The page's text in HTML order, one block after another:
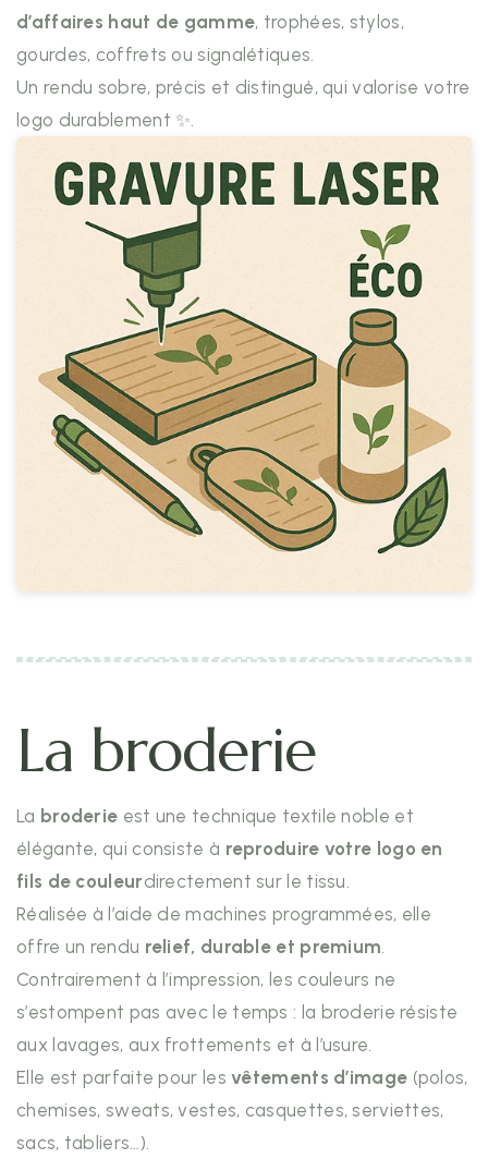
d’affaires haut de gamme, trophées, stylos,
gourdes, coffrets ou signalétiques.
Un rendu sobre, précis et distingué, qui valorise votre
logo durablement ✨.
La broderie
La broderie est une technique textile noble et
élégante, qui consiste à reproduire votre logo en
fils de couleurdirectement sur le tissu.
Réalisée à l’aide de machines programmées, elle
offre un rendu relief, durable et premium.
Contrairement à l’impression, les couleurs ne
s’estompent pas avec le temps : la broderie résiste
aux lavages, aux frottements et à l’usure.
Elle est parfaite pour lesvêtements d’image (polos,
chemises, sweats, vestes, casquettes, serviettes,
sacs, tabliers…).